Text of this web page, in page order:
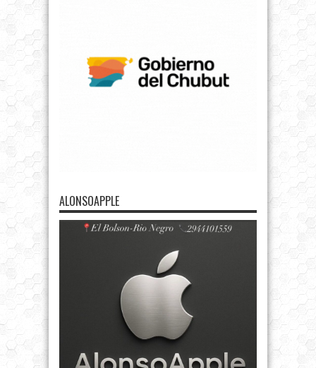
ALONSOAPPLE